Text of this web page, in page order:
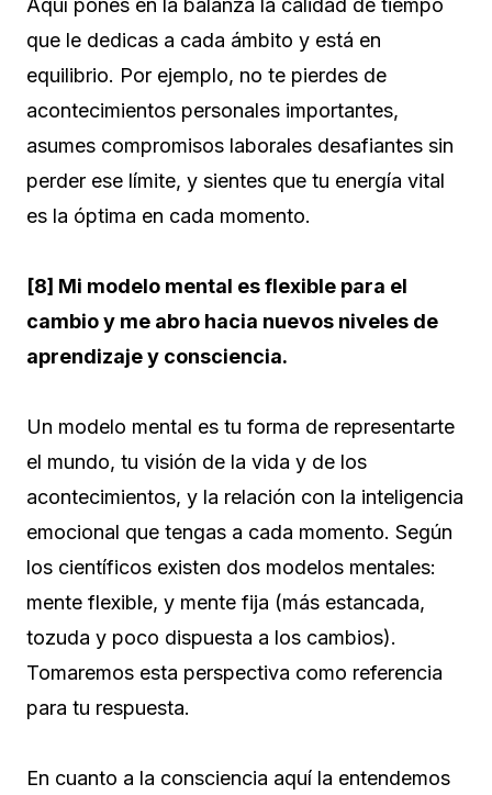
Aquí pones en la balanza la calidad de tiempo
que le dedicas a cada ámbito y está en
equilibrio. Por ejemplo, no te pierdes de
acontecimientos personales importantes,
asumes compromisos laborales desafiantes sin
perder ese límite, y sientes que tu energía vital
es la óptima en cada momento.
[8] Mi modelo mental es flexible para el
cambio y me abro hacia nuevos niveles de
aprendizaje y consciencia.
Un modelo mental es tu forma de representarte
el mundo, tu visión de la vida y de los
acontecimientos, y la relación con la inteligencia
emocional que tengas a cada momento. Según
los científicos existen dos modelos mentales:
mente flexible, y mente fija (más estancada,
tozuda y poco dispuesta a los cambios).
Tomaremos esta perspectiva como referencia
para tu respuesta.
En cuanto a la consciencia aquí la entendemos